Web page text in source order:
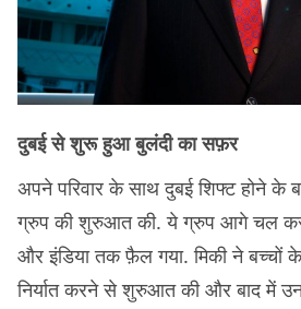
दुबई से शुरू हुआ बुलंदी का सफ़र
अपने परिवार के साथ दुबई शिफ्ट होने के
ग्रुप की शुरुआत की. ये ग्रुप आगे चल कर
और इंडिया तक फ़ैल गया. मिकी ने
निर्यात करने से शुरुआत की और बाद में